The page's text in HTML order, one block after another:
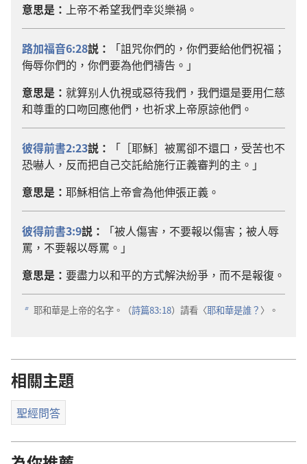
意思是： 上帝不希望我們幸災樂禍。
路加福音6:28説：
「詛咒你們的，你們要給他們祝福；
侮辱你們的，你們要為他們禱告。」
意思是： 就算别人仇視或惡待我們，我們還是要用仁慈
和尊重的口吻回應他們，也祈求上帝原諒他們。
彼得前書2:23説：
「［耶穌］被罵卻不還口，受苦也不
恐嚇人，反而把自己交託給施行正義審判的主。」
意思是： 耶穌相信上帝會為他伸張正義。
彼得前書3:9説：
「被人傷害，不要報以傷害；被人辱
罵，不要報以辱罵。」
意思是： 要盡力以和平的方式解決紛爭，而不是報復。
b 耶和華是上帝的名字。（詩篇83:18）請看〈耶和華是誰？ 〉。
相關主題
聖經問答